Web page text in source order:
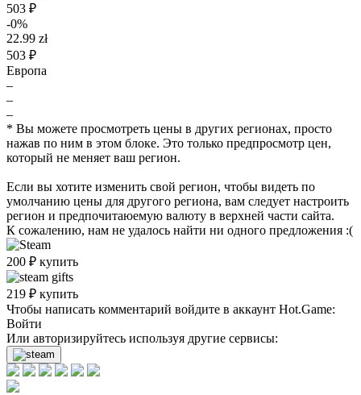
503 ₽
-0%
22.99 zł
503 ₽
Европа
–
–
–
* Вы можете просмотреть цены в других регионах, просто
нажав по ним в этом блоке. Это только предпросмотр цен,
который не меняет ваш регион.
Если вы хотите изменить свой регион, чтобы видеть по
умолчанию цены для другого региона, вам следует настроить
регион и предпочитаюемую валюту в верхней части сайта.
К сожалению, нам не удалось найти ни одного предложения :(
200 ₽ купить
219 ₽ купить
Чтобы написать комментарий войдите в аккаунт Hot.Game:
Войти
Или авторизируйтесь используя другие сервисы: